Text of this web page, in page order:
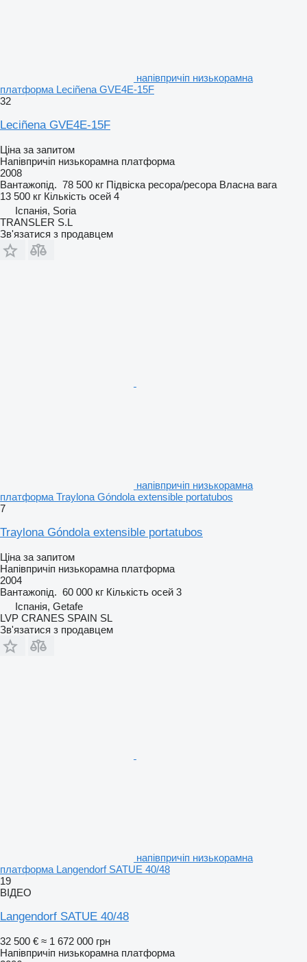
напівпричіп низькорамна
платформа Leciñena GVE4E-15F
32
Leciñena GVE4E-15F
Ціна за запитом
Напівпричіп низькорамна платформа
2008
Вантажопід. 78 500 кг Підвіска ресора/ресора Власна вага
13 500 кг Кількість осей 4
Іспанія, Soria
TRANSLER S.L
Зв'язатися з продавцем
напівпричіп низькорамна
платформа Traylona Góndola extensible portatubos
7
Traylona Góndola extensible portatubos
Ціна за запитом
Напівпричіп низькорамна платформа
2004
Вантажопід. 60 000 кг Кількість осей 3
Іспанія, Getafe
LVP CRANES SPAIN SL
Зв'язатися з продавцем
напівпричіп низькорамна
платформа Langendorf SATUE 40/48
19
ВІДЕО
Langendorf SATUE 40/48
32 500 € ≈ 1 672 000 грн
Напівпричіп низькорамна платформа